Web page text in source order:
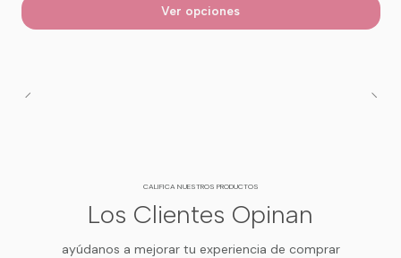
Ver opciones
CALIFICA NUESTROS PRODUCTOS
Los Clientes Opinan
ayúdanos a mejorar tu experiencia de comprar